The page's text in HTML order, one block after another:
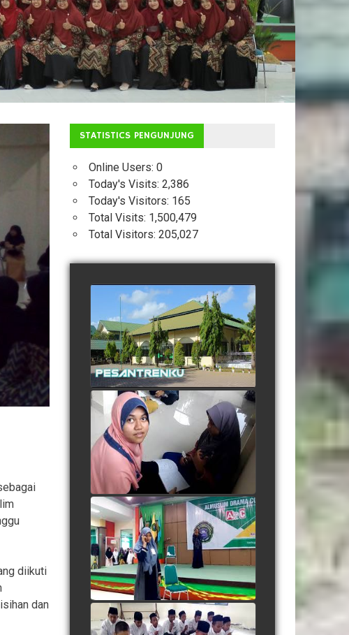
diikuti
dan
STATISTICS PENGUNJUNG
Online Users: 0
Today's Visits: 2,386
Today's Visitors: 165
Total Visits: 1,500,479
Total Visitors: 205,027
Profil Pesantren Terpadu
Almuslim Peusangan
watch video
Suasana Belajar Mandiri
Menjelang Ujian Semester
watch video
Adegan Santri Drama
Bahasa Inggris
watch video
Listening "Save Me From